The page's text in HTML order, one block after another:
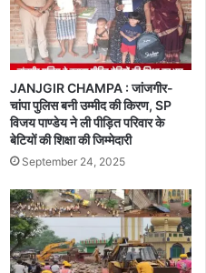
JANJGIR CHAMPA : जांजगीर-
चांपा पुलिस बनी उम्मीद की किरण, SP
विजय पाण्डेय ने ली पीड़ित परिवार के
बेटियों की शिक्षा की जिम्मेदारी
September 24, 2025